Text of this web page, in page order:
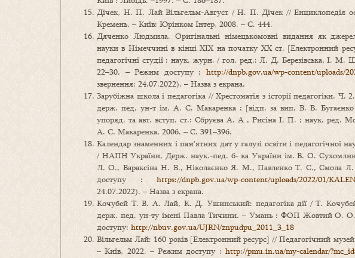
Дічек, Н. П. Лай Вільгельм-Август / Н. П. Дічек // Енциклопедія
Кремень. – Київ: Юрінком Інтер, 2008. – С. 444.
Дяченко Людмила. Оригінальні німецькомовні видання як
науки в Німеччині в кінці ХІХ на початку ХХ ст. [Електронний
педагогічні студії : наук. журн. / гол. ред.: Л. Д. Березівська, І.
22–30. – Режим доступу : http://dnpb.gov.ua/wp-content/uploads/
звернення: 24.07.2022). – Назва з екрана.
Зарубіжна школа і педагогіка // Хрестоматія з історії педагогіки.
держ. пед. ун-т ім. А. С. Макаренка ; [відп. за вип. В. В.
упоряд. та авт. вступ. ст.: Сбруєва А. А , Рисіна І. П. ; наук.
А. С. Макаренка, 2006. – С. 391–396.
Календар знаменних і пам’ятних дат у галузі освіти і педагогічної
/ НАПН України, Держ. наук.-пед. б- ка України ім. В. О.
Л. О., Вараксіна Н. В., Ніколаєнко Я. М., Павленко Т. С., Смола
доступу : https://dnpb.gov.ua/wp-content/uploads/2022/01/
24.07.2022). – Назва з екрана.
Кочубей Т. В. А. Лай, К. Д. Ушинський: педагогіка дії / Т.
держ. пед. ун-ту імені Павла Тичини. – Умань : ФОП Жовтий О.
доступу: http://nbuv.gov.ua/UJRN/znpudpu_2011_3_18
Вільгельм Лай: 160 років [Електронний ресурс] // Педагогічний
– Київ, 2022. – Режим доступу : http://pmu.in.ua/my-calendar/